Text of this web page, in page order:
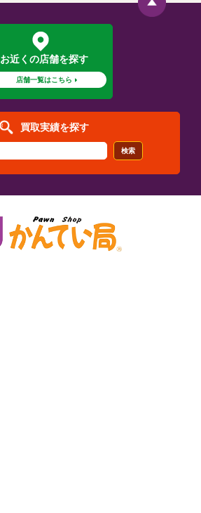
お近くの店舗を探す
店舗一覧はこちら
買取実績を探す
検索